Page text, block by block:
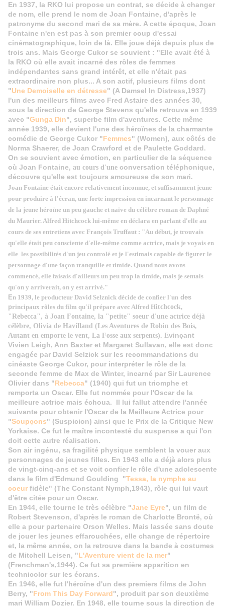
En 1937, la RKO lui propose un contrat, se décide à changer
de nom, elle prend le nom de Joan Fontaine, d'après le
patronyme du second mari de sa mère. A cette époque, Joan
Fontaine n'en est pas à son premier coup d'essai
cinématographique, loin de là. Elle joue déjà depuis plus de
trois ans. Mais George Cukor se souvient : "Elle avait été à
la RKO où elle avait incarné des rôles de femmes
indépendantes sans grand intérêt, et elle n'était pas
extraordinaire non plus... A son actif, plusieurs films dont
"Une Demoiselle en détresse" (A Damsel In Distress,1937)
l'un des meilleurs films avec Fred Astaire des années 30,
sous la direction de George Stevens qu'elle retrouva en 1939
avec "Gunga Din", superbe film d'aventures. Cette même
année 1939, elle devient l'une des héroïnes de la charmante
comédie de George Cukor "Femmes" (Women), aux côtés de
Norma Shaerer, de Joan Crawford et de Paulette Goddard.
On se souvient avec émotion, en particulier de la séquence
où Joan Fontaine, au cours d'une conversation téléphonique,
découvre qu'elle est toujours amoureuse de son mari.
Joan Fontaine était encore relativement inconnue, et suffisamment jeune
pour produire à l'écran, une forte impression en incarnant le personnage
de la jeune héroïne un peu gauche et naïve du célèbre roman de Daphné
du Maurier. Alfred Hitchcock lui-même en déclara en parlant d'elle au
cours de ses entretiens avec François Truffaut : "Au début, je trouvais
qu'elle était peu consciente d'elle-même comme actrice, mais je voyais en
elle les possibilités d'un jeu controlé et je l'estimais capable de figurer le
personnage d'une façon tranquille et timide. Quand nous avons
commencé, elle faisais d'ailleurs un peu trop la timide, mais je sentais
qu'on y arriverait, on y est arrivé."
En 1939, le producteur David Selznick décide de confier l'un des
principaux rôles du film qu'il prépare avec Alfred Hitchcock,
"Rebecca", à Joan Fontaine, la "petite" soeur d'une actrice déjà
célèbre, Olivia de Havilland (Les Aventures de Robin des Bois,
Autant en emporte le vent, La Fosse aux serpents). Evinçant
Vivien Leigh, Ann Baxter et Margaret Sullavan, elle est donc
engagée par David Selzick sur les recommandations du
cinéaste George Cukor, pour interpréter le rôle de la
seconde femme de Max de Winter, incarné par Sir Laurence
Olivier dans "Rebecca" (1940) qui fut un triomphe et
remporta un Oscar. Elle fut nommée pour l'Oscar de la
meilleure actrice mais échoua. Il lui fallut attendre l'année
suivante pour obtenir l'Oscar de la Meilleure Actrice pour
"Soupçons" (Suspicion) ainsi que le Prix de la Critique New
Yorkaise. Ce fut le maître incontesté du suspense a qui l'on
doit cette autre réalisation.
Son air ingénu, sa fragilité physique semblent la vouer aux
personnages de jeunes filles. En 1943 elle a déjà alors plus
de vingt-cinq-ans et se voit confier le rôle d'une adolescente
dans le film d'Edmund Goulding "Tessa, la nymphe au
coeur fidèle" (The Constant Nymph,1943), rôle qui lui vaut
d'être citée pour un Oscar.
En 1944, elle tourne le très célèbre "Jane Eyre", un film de
Robert Stevenson, d'après le roman de Charlotte Brontë, où
elle a pour partenaire Orson Welles. Mais lassée sans doute
de jouer les jeunes effarouchées, elle change de répertoire
et, la même année, on la retrouve dans la bande à costumes
de Mitchell Leisen, "L'Aventure vient de la mer"
(Frenchman's,1944). Ce fut sa première apparition en
technicolor sur les écrans.
En 1946, elle fut l'héroïne d'un des premiers films de John
Berry, "From This Day Forward", produit par son deuxième
mari William Dozier. En 1948, elle tourne sous la direction de